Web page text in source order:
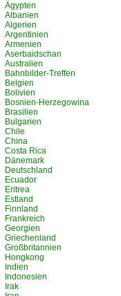
Ägypten
Albanien
Algerien
Argentinien
Armenien
Aserbaidschan
Australien
Bahnbilder-Treffen
Belgien
Bolivien
Bosnien-Herzegowina
Brasilien
Bulgarien
Chile
China
Costa Rica
Dänemark
Deutschland
Ecuador
Eritrea
Estland
Finnland
Frankreich
Georgien
Griechenland
Großbritannien
Hongkong
Indien
Indonesien
Irak